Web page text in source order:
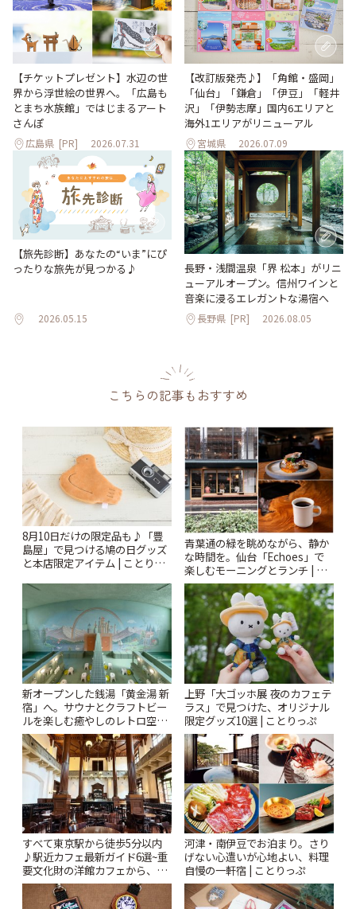
【チケットプレゼント】水辺の世
界から浮世絵の世界へ。「広島も
とまち水族館」ではじまるアート
さんぽ
広島県 [PR] 2026.07.31
【改訂版発売♪】「角館・盛岡」
「仙台」「鎌倉」「伊豆」「軽井
沢」「伊勢志摩」国内6エリアと
海外1エリアがリニューアル
宮城県 2026.07.09
【旅先診断】あなたの“いま”にぴ
ったりな旅先が見つかる♪
2026.05.15
長野・浅間温泉「界 松本」がリニ
ューアルオープン。信州ワインと
音楽に浸るエレガントな湯宿へ
長野県 [PR] 2026.08.05
こちらの記事もおすすめ
8月10日だけの限定品も♪「豊
島屋」で見つける鳩の日グッズ
と本店限定アイテム | ことりっ
青葉通の緑を眺めながら、静か
な時間を。仙台「Echoes」で
楽しむモーニングとランチ | こ
とりっぷ
新オープンした銭湯「黄金湯 新
宿」へ。サウナとクラフトビー
ルを楽しむ癒やしのレトロ空間
| ことりっぷ
上野「大ゴッホ展 夜のカフェテ
ラス」で見つけた、オリジナル
限定グッズ10選 | ことりっぷ
すべて東京駅から徒歩5分以内
♪駅近カフェ最新ガイド6選~重
要文化財の洋館カフェから、改
札すぐのレトロ喫茶まで~ | こと
りっぷ
河津・南伊豆でお泊まり。さり
げない心遣いが心地よい、料理
自慢の一軒宿 | ことりっぷ